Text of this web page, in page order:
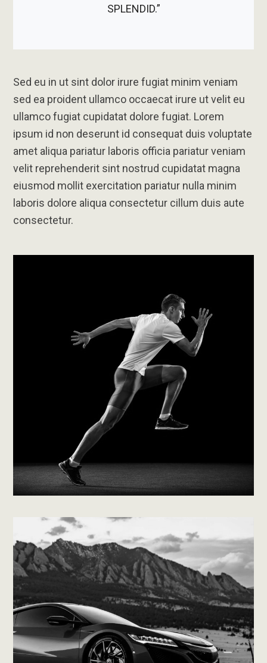
SPLENDID.”
Sed eu in ut sint dolor irure fugiat minim veniam
sed ea proident ullamco occaecat irure ut velit eu
ullamco fugiat cupidatat dolore fugiat. Lorem
ipsum id non deserunt id consequat duis voluptate
amet aliqua pariatur laboris officia pariatur veniam
velit reprehenderit sint nostrud cupidatat magna
eiusmod mollit exercitation pariatur nulla minim
laboris dolore aliqua consectetur cillum duis aute
consectetur.